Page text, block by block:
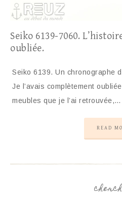
Seiko 6139-7060.
oubliée.
Seiko 6139. Un chronographe
Je l’avais complètement
meubles que je l’ai retrouvée,…
READ